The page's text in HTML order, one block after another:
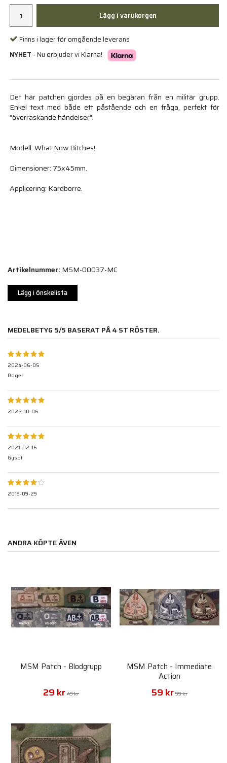
Lägg i varukorgen
Finns i lager för omgående leverans
NYHET - Nu erbjuder vi Klarna!
Det här patchen gjordes på en begäran från en militär grupp.
Enkel text med både ett påstående och en fråga, perfekt för
"överraskande händelser".
Modell: What Now Bitches!
Dimensioner: 75x45mm.
Applicering: Kardborre.
Artikelnummer: MSM-00037-MC
Lägg i önskelista
MEDELBETYG 5/5 BASERAT PÅ4 ST RÖSTER.
2024-06-05
Roger
2022-10-06
2021-02-16
Gysot
2019-09-29
ANDRA KÖPTE ÄVEN
MSM Patch - Blodgrupp
29 kr 49 kr
MSM Patch - Immediate
Action
59 kr 99 kr